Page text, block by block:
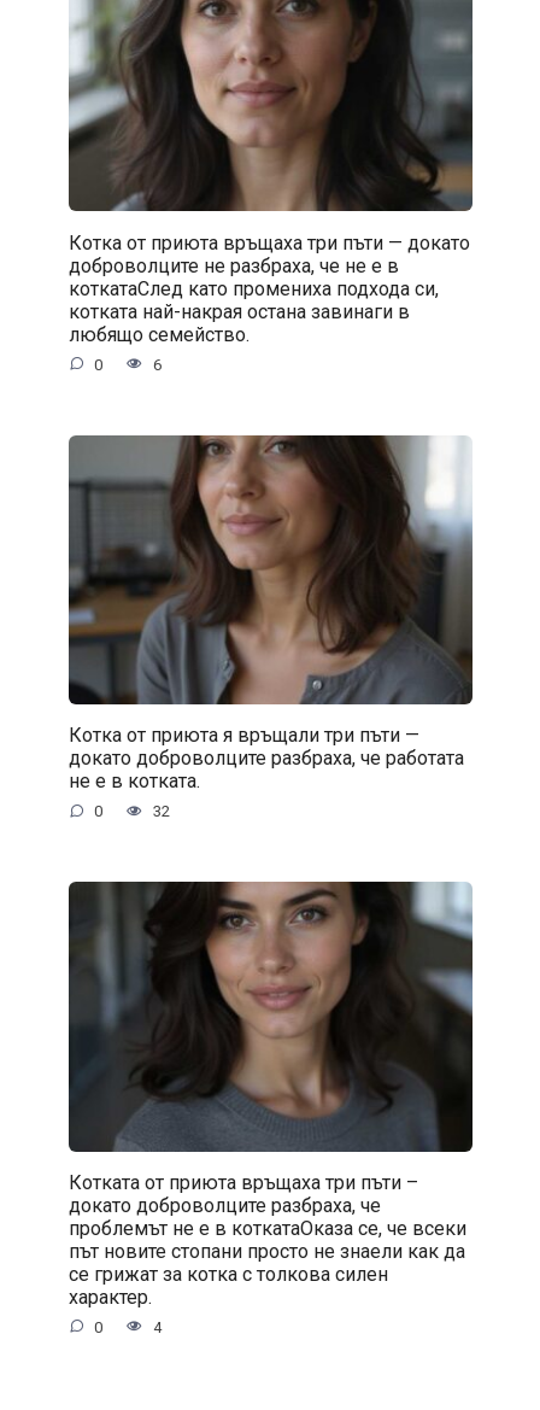
Котка от приюта връщаха три пъти — докато
доброволците не разбраха, че не е в
коткатаСлед като промениха подхода си,
котката най-накрая остана завинаги в
любящо семейство.
0 6
Котка от приюта я връщали три пъти —
докато доброволците разбраха, че работата
не е в котката.
0 32
Котката от приюта връщаха три пъти –
докато доброволците разбраха, че
проблемът не е в коткатаОказа се, че всеки
път новите стопани просто не знаели как да
се грижат за котка с толкова силен
характер.
0 4